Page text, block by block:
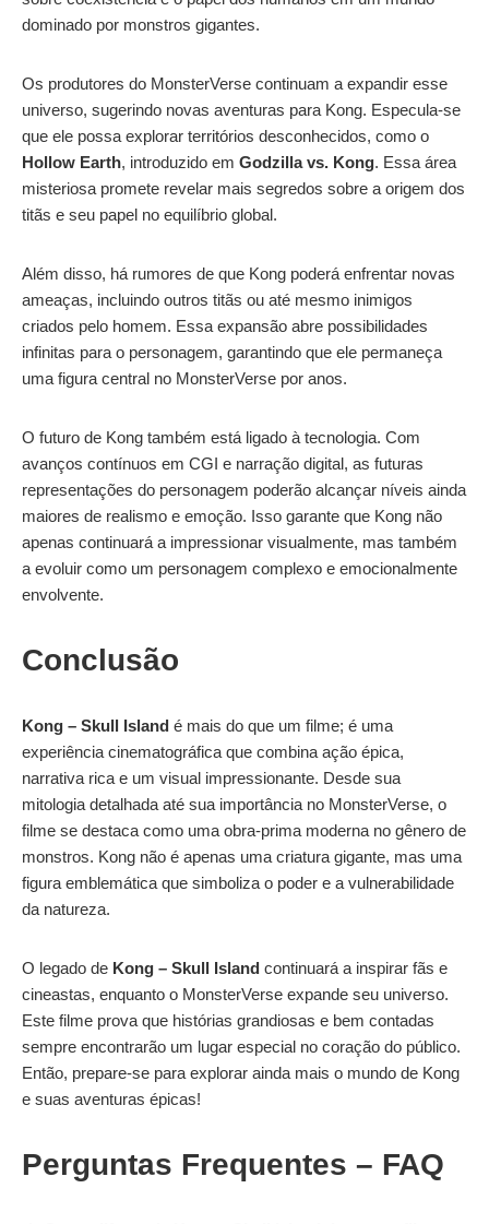
dominado por monstros gigantes.
Os produtores do MonsterVerse continuam a expandir esse
universo, sugerindo novas aventuras para Kong. Especula-se
que ele possa explorar territórios desconhecidos, como o
Hollow Earth, introduzido em Godzilla vs. Kong. Essa área
misteriosa promete revelar mais segredos sobre a origem dos
titãs e seu papel no equilíbrio global.
Além disso, há rumores de que Kong poderá enfrentar novas
ameaças, incluindo outros titãs ou até mesmo inimigos
criados pelo homem. Essa expansão abre possibilidades
infinitas para o personagem, garantindo que ele permaneça
uma figura central no MonsterVerse por anos.
O futuro de Kong também está ligado à tecnologia. Com
avanços contínuos em CGI e narração digital, as futuras
representações do personagem poderão alcançar níveis ainda
maiores de realismo e emoção. Isso garante que Kong não
apenas continuará a impressionar visualmente, mas também
a evoluir como um personagem complexo e emocionalmente
envolvente.
Conclusão
Kong – Skull Island é mais do que um filme; é uma
experiência cinematográfica que combina ação épica,
narrativa rica e um visual impressionante. Desde sua
mitologia detalhada até sua importância no MonsterVerse, o
filme se destaca como uma obra-prima moderna no gênero de
monstros. Kong não é apenas uma criatura gigante, mas uma
figura emblemática que simboliza o poder e a vulnerabilidade
da natureza.
O legado de Kong – Skull Island continuará a inspirar fãs e
cineastas, enquanto o MonsterVerse expande seu universo.
Este filme prova que histórias grandiosas e bem contadas
sempre encontrarão um lugar especial no coração do público.
Então, prepare-se para explorar ainda mais o mundo de Kong
e suas aventuras épicas!
Perguntas Frequentes – FAQ